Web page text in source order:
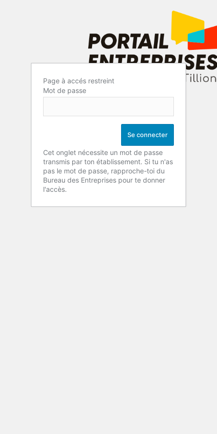
Page à accés restreint
Mot de passe
Cet onglet nécessite un mot de passe
transmis par ton établissement. Si tu n'as
pas le mot de passe, rapproche-toi du
Bureau des Entreprises pour te donner
l'accès.